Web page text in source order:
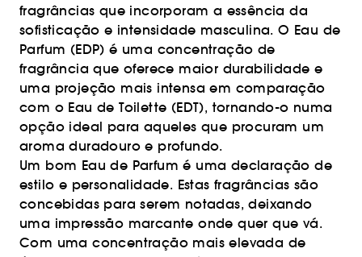
fragrâncias que incorporam a essência da
sofisticação e intensidade masculina. O Eau de
Parfum (EDP) é uma concentração de
fragrância que oferece maior durabilidade e
uma projeção mais intensa em comparação
com o Eau de Toilette (EDT), tornando-o numa
opção ideal para aqueles que procuram um
aroma duradouro e profundo.
Um bom Eau de Parfum é uma declaração de
estilo e personalidade. Estas fragrâncias são
concebidas para serem notadas, deixando
uma impressão marcante onde quer que vá.
Com uma concentração mais elevada de